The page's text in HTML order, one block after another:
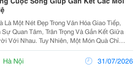
Là Một Nét Đẹp Trong Văn Hóa Giao Tiếp,
Sự Quan Tâm, Trân Trọng Và Gắn Kết Giữa
Với Nhau. Tuy Nhiên, Một Món Quà Chỉ
Nên Đáng Nhớ Khi Đi Kèm Với Những Lời
Thành Và Phù Hợp. Dù Là Món Quà Dành
Hà Nội 31/07/2026